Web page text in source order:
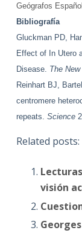
Geógrafos
Bibliografía
Gluckman PD,
Effect of In Utero
Disease. The
Reinhart BJ,
centromere
repeats. Science
Related posts:
visión